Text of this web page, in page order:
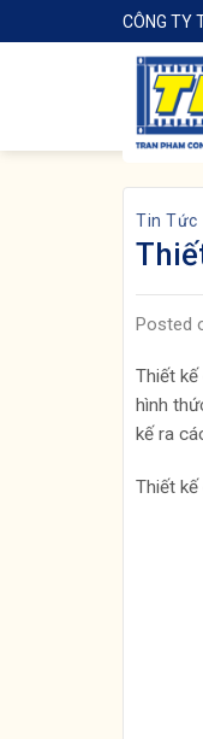
to
CÔNG TY
Tin Tức
Posted
Thiết
hình
kế ra
Thiết